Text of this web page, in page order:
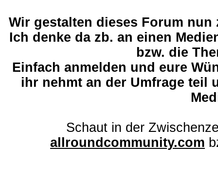
Wir gestalten dieses Forum
Ich denke da zb. an einen
bzw. die
Einfach anmelden und eure
ihr nehmt an der Umfrage teil
Schaut in der
allroundcommunity.com